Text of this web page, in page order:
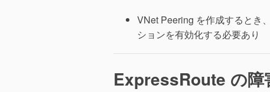
VNet Peering を作成するとき
ションを有効化する必要あり
ExpressRoute の障